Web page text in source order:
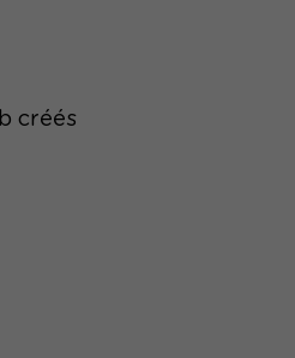
créés